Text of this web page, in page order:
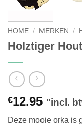
HOME / MERKEN /
Holztiger
€12.95 "incl.
Deze mooie orka is